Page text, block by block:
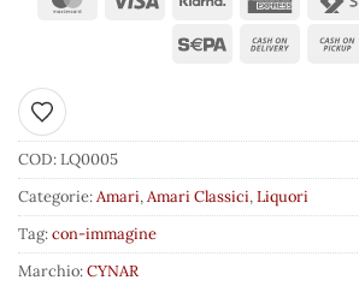
Aggiungi ai preferiti
COD:LQ0005
Categorie:Amari,Amari Classici,Liquori
Tag:con-immagine
Marchio:CYNAR